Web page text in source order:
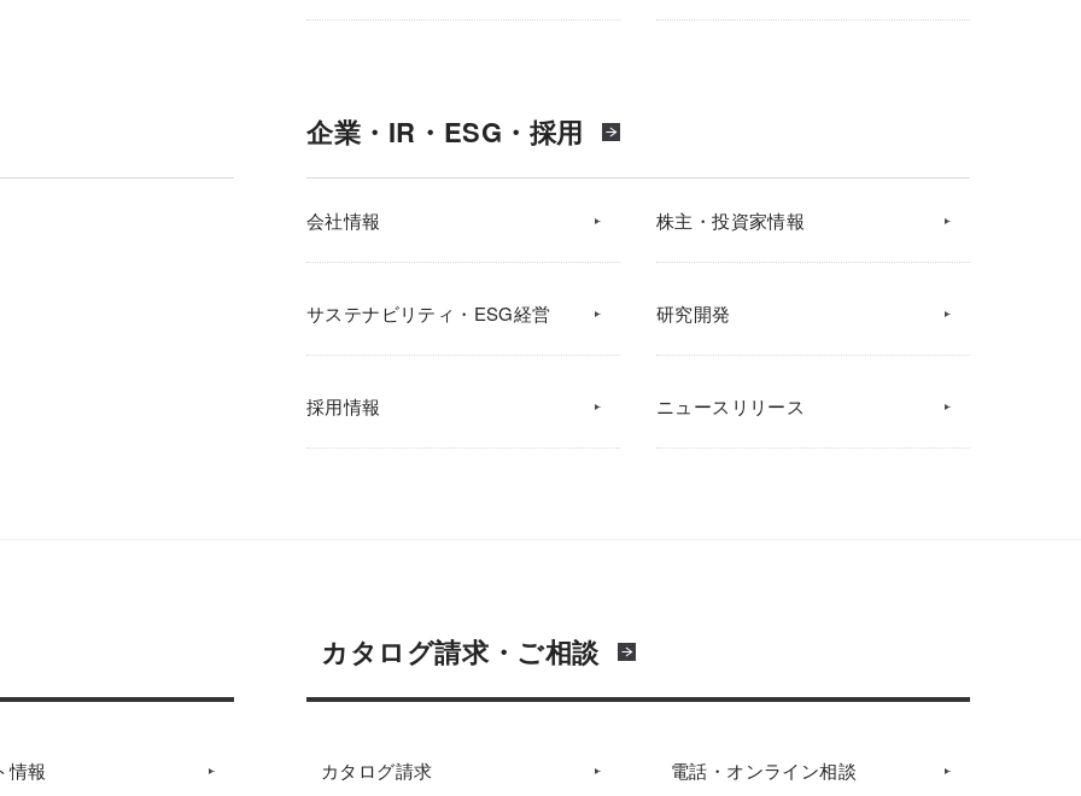
企業・IR・ESG・採用
会社情報 株主・投資家情報
サステナビリティ・ESG経営 研究開発
採用情報 ニュースリリース
情報
カタログ請求・ご相談
カタログ請求 電話・オンライン相談